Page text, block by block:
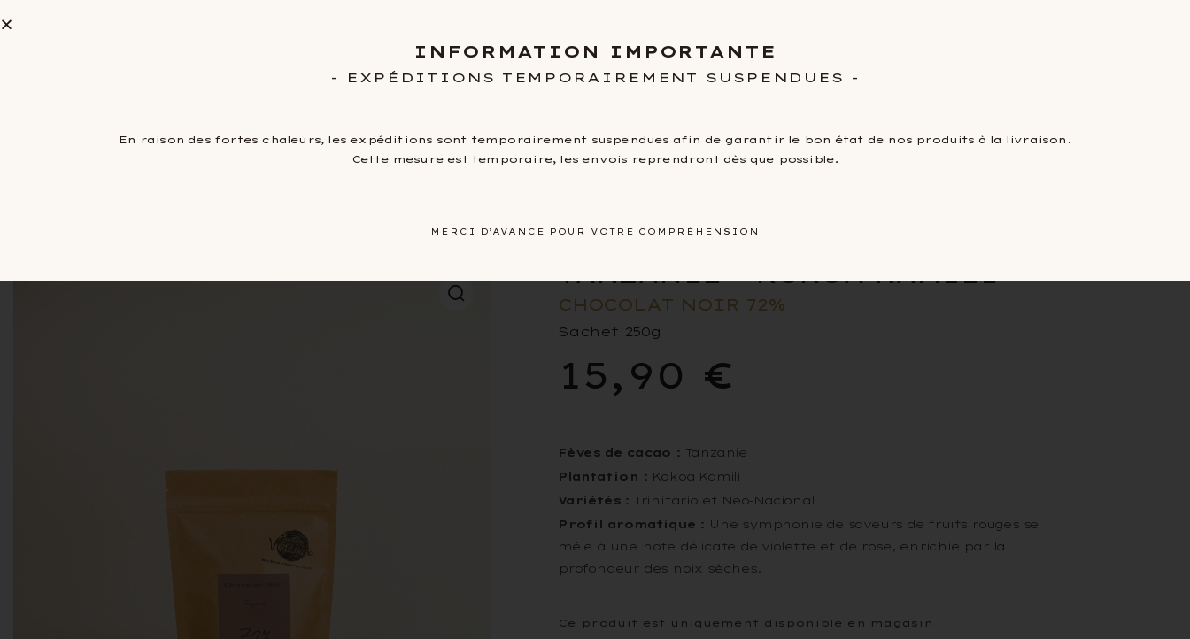
Notre savoir-faire
TANZANIE – KOKOA KAMILI
CHOCOLAT NOIR 72%
Sachet 250g
15,90 €
Fèves de cacao : Tanzanie
Plantation : Kokoa Kamili
Variétés : Trinitario et Neo-Nacional
Profil aromatique : Une symphonie de saveurs de fruits rouges se
mêle à une note délicate de violette et de rose, enrichie par la
profondeur des noix sèches.
Ce produit est uniquement disponible en magasin
INFORMATION IMPORTANTE
- EXPÉDITIONS TEMPORAIREMENT SUSPENDUES -
En raison des fortes chaleurs, les expéditions sont temporairement suspendues afin de garantir le bon état de nos produits à la livraison.
Cette mesure est temporaire, les envois reprendront dès que possible.
MERCI D’AVANCE POUR VOTRE COMPRÉHENSION